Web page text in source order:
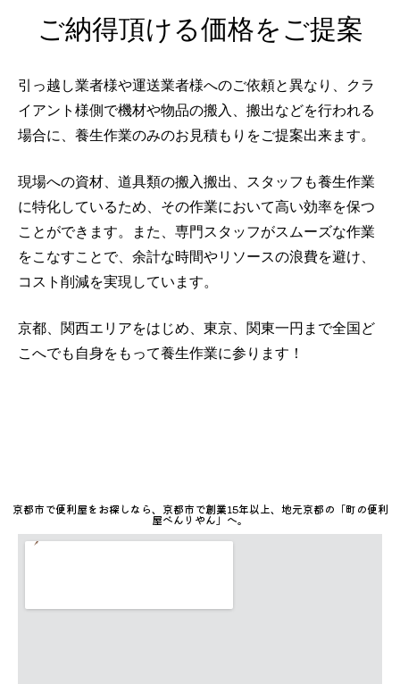
ご納得頂ける価格をご提案
引っ越し業者様や運送業者様へのご依頼と異なり、クラ
イアント様側で機材や物品の搬入、搬出などを行われる
場合に、養生作業のみのお見積もりをご提案出来ます。
現場への資材、道具類の搬入搬出、スタッフも養生作業
に特化しているため、その作業において高い効率を保つ
ことができます。また、専門スタッフがスムーズな作業
をこなすことで、余計な時間やリソースの浪費を避け、
コスト削減を実現しています。
京都、関西エリアをはじめ、東京、関東一円まで全国ど
こへでも自身をもって養生作業に参ります！
京都市で便利屋をお探しなら、京都市で創業15年以上、地元京都の「町の便利
屋べんりやん」へ。